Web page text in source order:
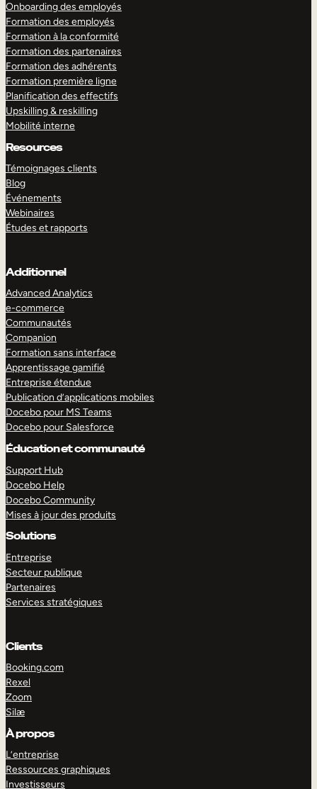
Onboarding des employés
Formation des employés
Formation à la conformité
Formation des partenaires
Formation des adhérents
Formation première ligne
Planification des effectifs
Upskilling & reskilling
Mobilité interne
Resources
Témoignages clients
Blog
Événements
Webinaires
Études et rapports
Additionnel
Advanced Analytics
e-commerce
Communautés
Companion
Formation sans interface
Apprentissage gamifié
Entreprise étendue
Publication d’applications mobiles
Docebo pour MS Teams
Docebo pour Salesforce
Éducation et communauté
Support Hub
Docebo Help
Docebo Community
Mises à jour des produits
Solutions
Entreprise
Secteur publique
Partenaires
Services stratégiques
Clients
Booking.com
Rexel
Zoom
Silæ
À propos
L’entreprise
Ressources graphiques
Investisseurs